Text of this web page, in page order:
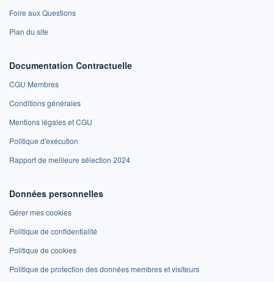
Foire aux Questions
Plan du site
Documentation Contractuelle
CGU Membres
Conditions générales
Mentions légales et CGU
Politique d'exécution
Rapport de meilleure sélection 2024
Données personnelles
Gérer mes cookies
Politique de confidentialité
Politique de cookies
Politique de protection des données membres et visiteurs